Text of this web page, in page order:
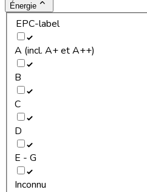
Énergie
EPC-label
A (incl. A+ et A++)
B
C
D
E - G
Inconnu